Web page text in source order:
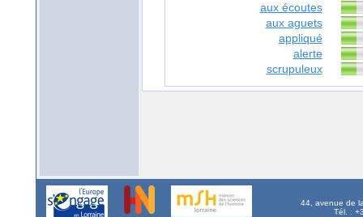
aux écoutes
aux aguets
appliqué
alerte
scrupuleux
44, avenue de
Tél. :